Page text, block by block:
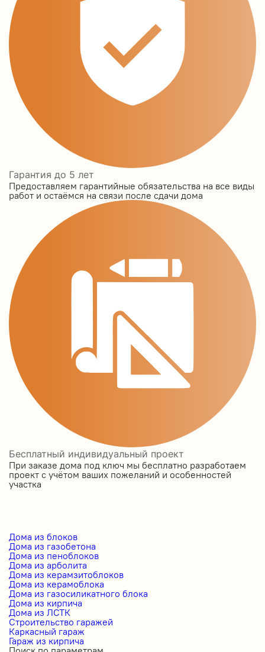
Гарантия до 5 лет
Предоставляем гарантийные обязательства на все виды
работ и остаёмся на связи после сдачи дома
Бесплатный индивидуальный проект
При заказе дома под ключ мы бесплатно разработаем
проект с учётом ваших пожеланий и особенностей
участка
Дома из блоков
Дома из газобетона
Дома из пеноблоков
Дома из арболита
Дома из керамзитоблоков
Дома из керамоблока
Дома из газосиликатного блока
Дома из кирпича
Дома из ЛСТК
Строительство гаражей
Каркасный гараж
Гараж из кирпича